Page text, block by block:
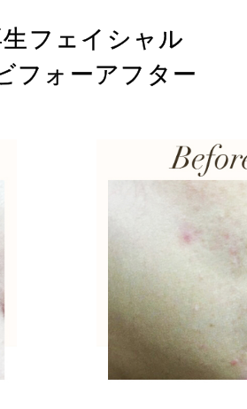
フェイシャル
フォーアフター